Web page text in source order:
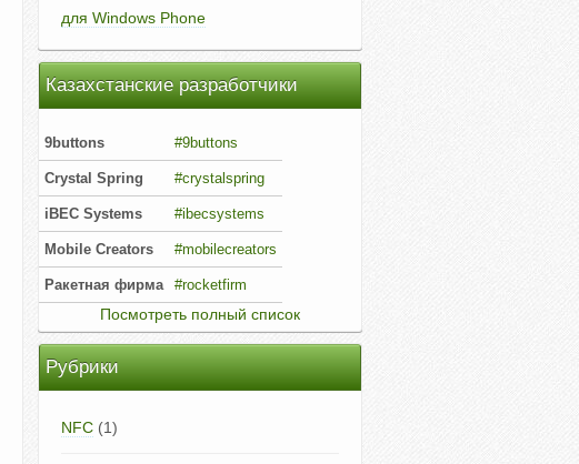
для Windows Phone
Казахстанские разработчики
9buttons #9buttons
Crystal Spring #crystalspring
iBEC Systems #ibecsystems
Mobile Creators #mobilecreators
Ракетная фирма #rocketfirm
Посмотреть полный список
Рубрики
NFC(1)